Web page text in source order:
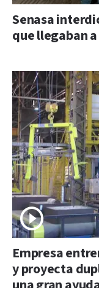
Senasa
que llegaban
Empresa
y proyecta